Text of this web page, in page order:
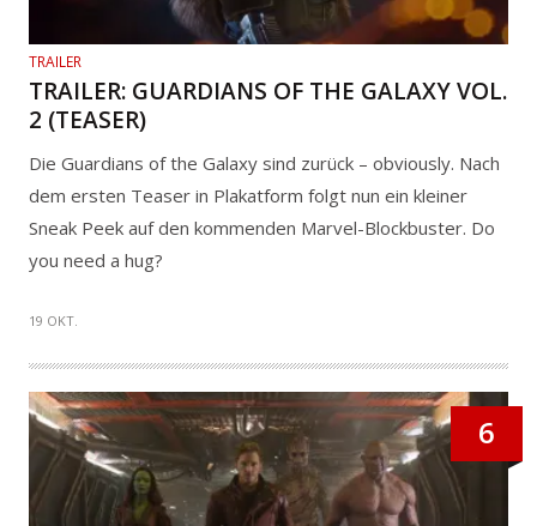
TRAILER
TRAILER: GUARDIANS OF THE GALAXY VOL.
2 (TEASER)
Die Guardians of the Galaxy sind zurück – obviously. Nach
dem ersten Teaser in Plakatform folgt nun ein kleiner
Sneak Peek auf den kommenden Marvel-Blockbuster. Do
you need a hug?
19 OKT.
6